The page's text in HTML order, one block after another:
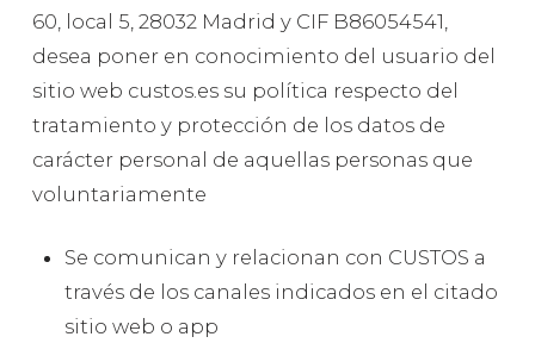
60, local 5, 28032 Madrid y CIF B86054541,
desea poner en conocimiento del usuario del
sitio web custos.es su política respecto del
tratamiento y protección de los datos de
carácter personal de aquellas personas que
voluntariamente
Se comunican y relacionan con CUSTOS a
través de los canales indicados en el citado
sitio web o app